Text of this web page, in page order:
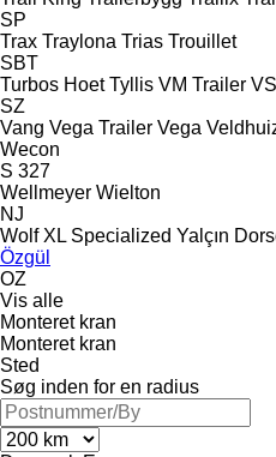
SP
Trax Traylona Trias Trouillet
SBT
Turbos Hoet Tyllis VM Trailer
SZ
Vang Vega Trailer Vega
Wecon
S 327
Wellmeyer Wielton
NJ
Wolf XL Specialized Yalçın
Özgül
OZ
Vis alle
Monteret kran
Monteret kran
Sted
Søg inden for en radius